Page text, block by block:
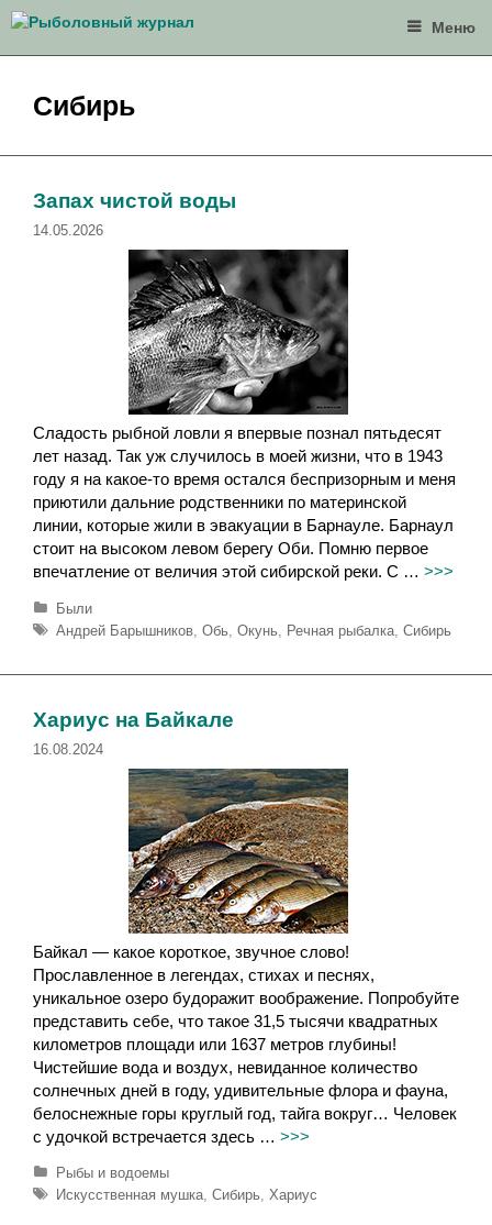
Перейти
содержимому
Меню
Сибирь
Запах чистой воды
14.05.2026
Cладость рыбной ловли я впервые познал пятьдесят
лет назад. Так уж случилось в моей жизни, что в 1943
году я на какое-то время остался беспризорным и меня
приютили дальние родственники по материнской
линии, которые жили в эвакуации в Барнауле. Барнаул
стоит на высоком левом берегу Оби. Помню первое
впечатление от величия этой сибирской реки. С … >>>
Р
у
и
Были
М
т
и
Андрей Барышников, Обь Окунь Речная рыбалка, Сибирь
Хариус на Байкале
16.08.2024
Байкал — какое короткое, звучное слово!
Прославленное в легендах, стихах и песнях,
уникальное озеро будоражит воображение. Попробуйте
представить себе, что такое 31,5 тысячи квадратных
километров площади или 1637 метров глубины!
Чистейшие вода и воздух, невиданное количество
солнечных дней в году, удивительные флора и фауна,
белоснежные горы круглый год, тайга вокруг… Человек
с удочкой встречается здесь … >>>
Р
у
Рыбы и водоемы
М
Искусственная мушка, Сибирь, Хариус